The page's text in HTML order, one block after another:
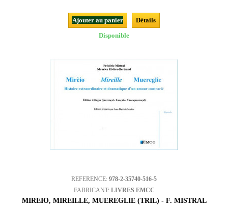
Ajouter au panier
Détails
Disponible
REFERENCE: 978-2-35740-516-5
FABRICANT: LIVRES EMCC
MIRÈIO, MIREILLE, MUEREGLIE (TRIL) - F. MISTRAL